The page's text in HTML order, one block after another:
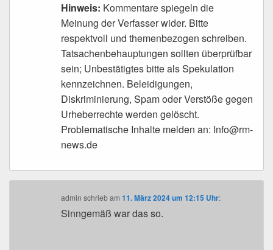
Hinweis: Kommentare spiegeln die
Meinung der Verfasser wider. Bitte
respektvoll und themenbezogen schreiben.
Tatsachenbehauptungen sollten überprüfbar
sein; Unbestätigtes bitte als Spekulation
kennzeichnen. Beleidigungen,
Diskriminierung, Spam oder Verstöße gegen
Urheberrechte werden gelöscht.
Problematische Inhalte melden an: Info@rm-
news.de
admin schriebam11. März 2024 um 12:15 Uhr:
Sinngemäß war das so.